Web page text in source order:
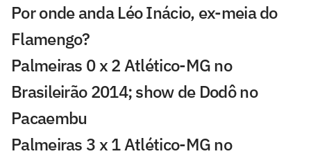
Por onde anda Léo Inácio, ex-meia do
Flamengo?
Palmeiras 0 x 2 Atlético-MG no
Brasileirão 2014; show de Dodô no
Pacaembu
Palmeiras 3 x 1 Atlético-MG no